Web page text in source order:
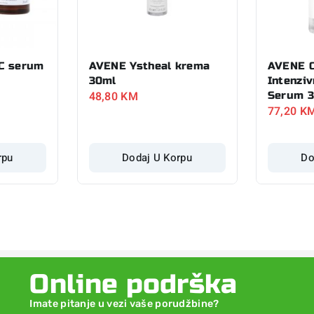
serum
AVENE Ystheal krema
30ml
48,80 KM
Dodaj U Korpu
AVENE
Serum
77,20
Online podrška
Imate pitanje u vezi vaše porudžbine?